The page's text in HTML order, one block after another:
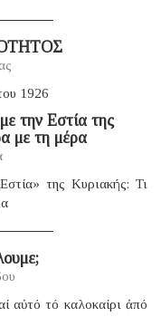
1926
την Εστία της
με τη μέρα
της Κυριακής: Τι
αὐτό τό καλοκαίρι ἀπό